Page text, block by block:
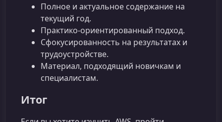
Полное и актуальное содержание на
текущий год.
Практико‑ориентированный подход.
Сфокусированность на результатах и
трудоустройстве.
Материал, подходящий новичкам и
специалистам.
Итог